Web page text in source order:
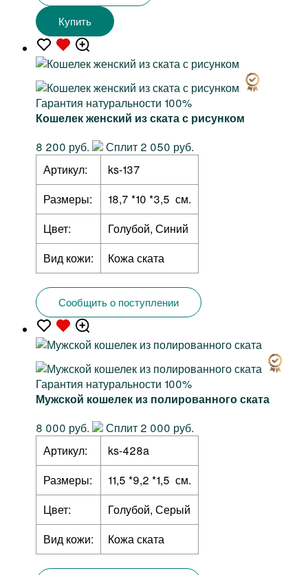
Купить
Гарантия натуральности 100%
Кошелек женский из ската с рисунком
8 200 руб.
Сплит 2 050 руб.
Артикул:
ks-137
Размеры:
18,7 *10 *3,5 см.
Цвет:
Голубой, Синий
Вид кожи:
Кожа ската
Сообщить о поступлении
Гарантия натуральности 100%
Мужской кошелек из полированного ската
8 000 руб.
Сплит 2 000 руб.
Артикул:
ks-428a
Размеры:
11,5 *9,2 *1,5 см.
Цвет:
Голубой, Серый
Вид кожи:
Кожа ската